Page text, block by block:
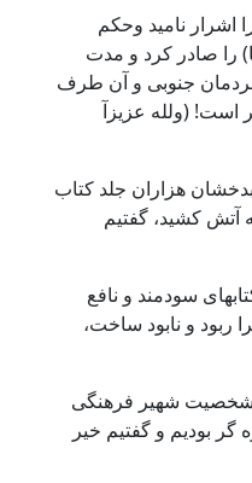
اشرار نامید وحکم
صادر کرد و مدت
جنوبی و آن طرف
است! (ولله عزیزآ
هزاران جلد کتاب
آتش کشید، گفتیم
سودمند و نافع
ربود و نابود ساخت،
شخصیت شهیر فرهنگی
گر بودیم و گفتیم خیر